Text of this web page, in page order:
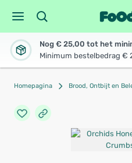
Nog € 25,00 tot het
Minimum bestelbedrag €
Homepagina Brood, Ontbijt en